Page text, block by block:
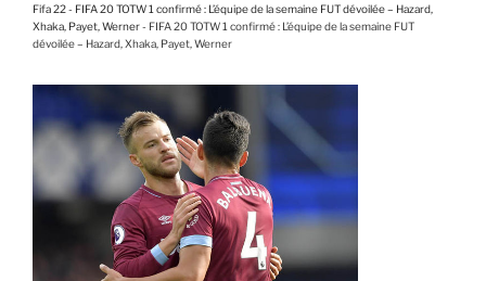
Fifa 22- FIFA 20 TOTW 1 confirmé : L’équipe de la semaine FUT dévoilée – Hazard,
Xhaka, Payet, Werner- FIFA 20 TOTW 1 confirmé : L’équipe de la semaine FUT
dévoilée – Hazard, Xhaka, Payet, Werner